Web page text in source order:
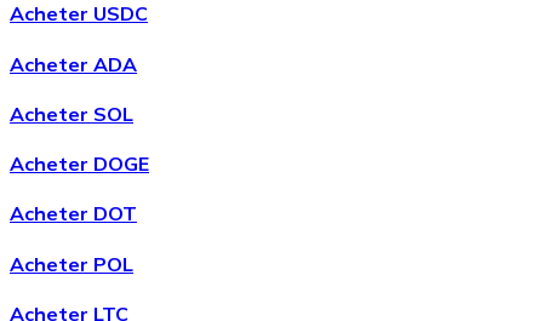
XRP
XRP
Acheter USDC
Acheter ADA
Acheter SOL
Acheter DOGE
Acheter DOT
Acheter POL
Acheter LTC